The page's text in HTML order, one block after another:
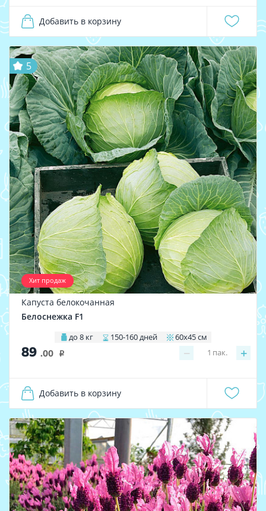
Добавить в корзину
Хит продаж
5
Капуста белокочанная
Белоснежка F1
до 8 кг 150-160 дней 60х45 см
89 .00 i − +
1 пак.
Добавить в корзину